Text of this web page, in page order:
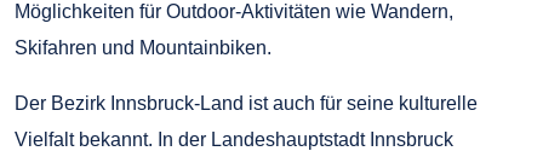
Möglichkeiten für Outdoor-Aktivitäten wie Wandern,
Skifahren und Mountainbiken.
Der Bezirk Innsbruck-Land ist auch für seine kulturelle
Vielfalt bekannt. In der Landeshauptstadt Innsbruck